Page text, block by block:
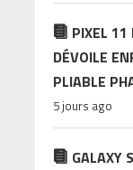
PIXEL 11
DÉVOILE
PLIABLE
5 jours ago
GALAXY